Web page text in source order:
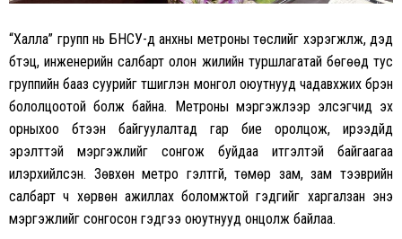
“Халла” групп нь БНСУ-д анхны метроны төслийг хэрэгжүүлж, дэд
бүтэц, инженерийн салбарт олон жилийн туршлагатай бөгөөд тус
группийн бааз суурийг түшиглэн монгол оюутнууд чадавхжих бүрэн
бололцоотой болж байна. Метроны мэргэжлээр элсэгчид эх
орныхоо бүтээн байгуулалтад гар бие оролцож, ирээдүйд
эрэлттэй мэргэжлийг сонгож буйдаа итгэлтэй байгаагаа
илэрхийлсэн. Зөвхөн метро гэлтгүй, төмөр зам, зам тээврийн
салбарт ч хөрвөн ажиллах боломжтой гэдгийг харгалзан энэ
мэргэжлийг сонгосон гэдгээ оюутнууд онцолж байлаа.